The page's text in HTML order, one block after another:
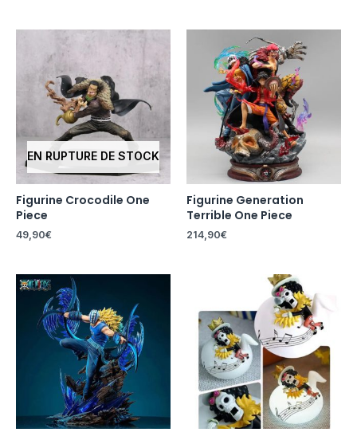
EN RUPTURE DE STOCK
Figurine Crocodile One
Piece
49,90€
Figurine Generation
Terrible One Piece
214,90€